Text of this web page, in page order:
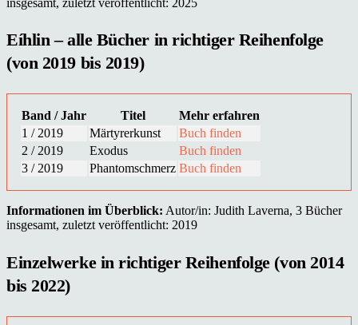
insgesamt, zuletzt veröffentlicht: 2025
Eíhlin – alle Bücher in richtiger Reihenfolge
(von 2019 bis 2019)
Band / Jahr Titel
Mehr erfahren
1 / 2019
Märtyrerkunst
Buch finden
2 / 2019
Exodus
Buch finden
3 / 2019
Phantomschmerz Buch finden
Informationen im Überblick: Autor/in: Judith Laverna, 3 Bücher
insgesamt, zuletzt veröffentlicht: 2019
Einzelwerke in richtiger Reihenfolge (von 2014
bis 2022)